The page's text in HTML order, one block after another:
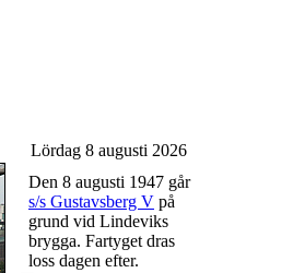
Lördag 8 augusti 2026
Den 8 augusti 1947 går
s/s Gustavsberg V på
grund vid Lindeviks
brygga. Fartyget dras
loss dagen efter.